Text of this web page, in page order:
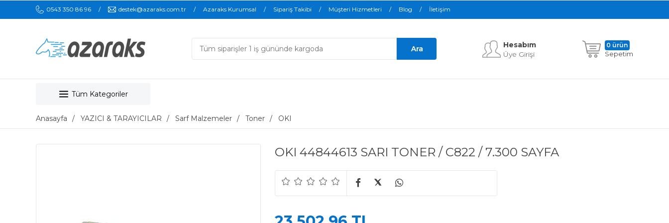
0543 350 86 96 destek@azaraks.com.tr Azaraks Kurumsal Sipariş Takibi Müşteri Hizmetleri Blog İletişim
Hesabım
Üye Girişi
Sepetim
0 ürün
Tüm Kategoriler
Anasayfa YAZICI & TARAYICILAR Sarf Malzemeler Toner OKI
OKI 44844613 SARI TONER / C822 / 7.300 SAYFA